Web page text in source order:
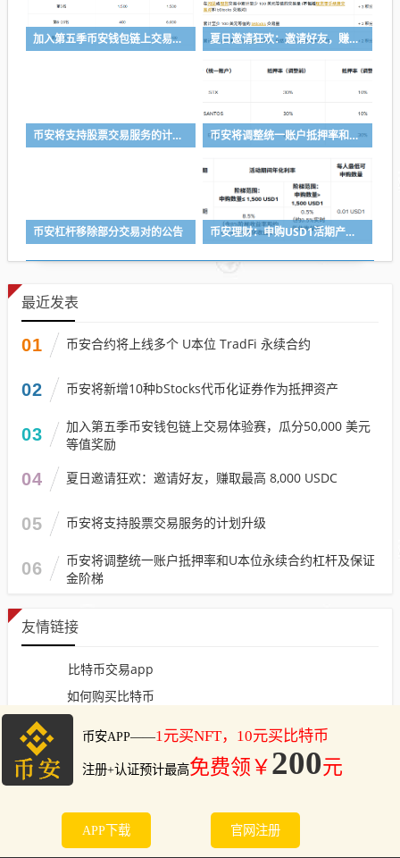
加入第五季币安钱包链上交易体验赛，瓜分50,000 美元等值奖励 夏日邀请狂欢：邀请好友，赚取最高 8,000 USDC
币安将支持股票交易服务的计划升级 币安将调整统一账户抵押率和U本位永续合约杠杆及保证金阶梯
币安杠杆移除部分交易对的公告 币安理财：申购USD1活期产品，前1,500 USD1可享最高8.5%年化收益率
最近发表
01 币安合约将上线多个 U本位 TradFi 永续合约
02 币安将新增10种bStocks代币化证券作为抵押资产
03
加入第五季币安钱包链上交易体验赛，瓜分50,000 美元
等值奖励
04 夏日邀请狂欢：邀请好友，赚取最高 8,000 USDC
05 币安将支持股票交易服务的计划升级
06
币安将调整统一账户抵押率和U本位永续合约杠杆及保证
金阶梯
友情链接
比特币交易app
如何购买比特币
怎么购买比特币
币安下载
Copyright ©2005-2023 | 币安下载 www.wd3.com.cn